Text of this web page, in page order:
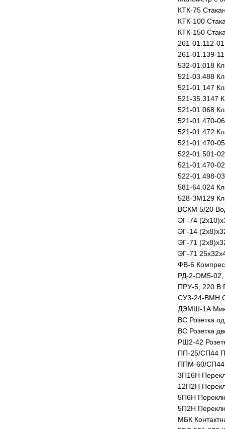
КТК-75
КТК-100
КТК-150
261-01.112-
261-01.139-
532-01.018
521-03.488
521-01.147
521-35.3147
521-01.068
521-01.470-
521-01.472
521-01.470-
522-01.501-
521-01.470-
522-01.498-
581-64.024
528-ЗМ129
ВСКМ 5/20
ЭГ-74
ЭГ-14
ЭГ-71
ЭГ-71
ФВ-6
РД-2-ОМ5-02,
ПРУ-5, 220 В
СУ3-24-ВМН
ДЭМШ-1А
ВС Розетка
ВС Розетка
РШ2-42
ПП-25/СП44
ППМ-60/СП44
3П16Н
12П2Н
5П6Н
5П2Н
МБК